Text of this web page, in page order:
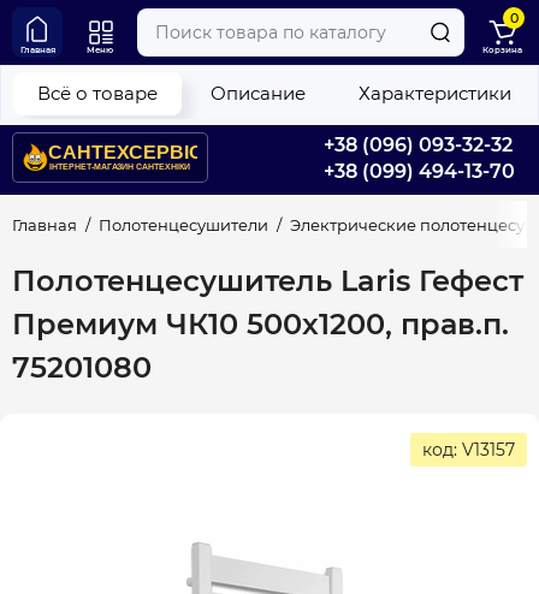
+38 (096) 093-32-32
+38 (099) 494-13-70
Главная Меню
0
Корзина
Главная Полотенцесушители Электрические
Полотенцесушитель Laris Гефест
Премиум ЧК10 500x1200, прав.п.
75201080
Всё о товаре Описание Характеристики
код: V13157